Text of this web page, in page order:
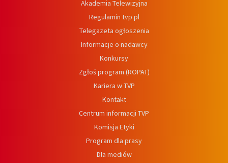
Akademia Telewizyjna
Regulamin tvp.pl
Telegazeta ogłoszenia
Informacje o nadawcy
Konkursy
Zgłoś program (ROPAT)
Kariera w TVP
Kontakt
Centrum informacji TVP
Komisja Etyki
Program dla prasy
Dla mediów